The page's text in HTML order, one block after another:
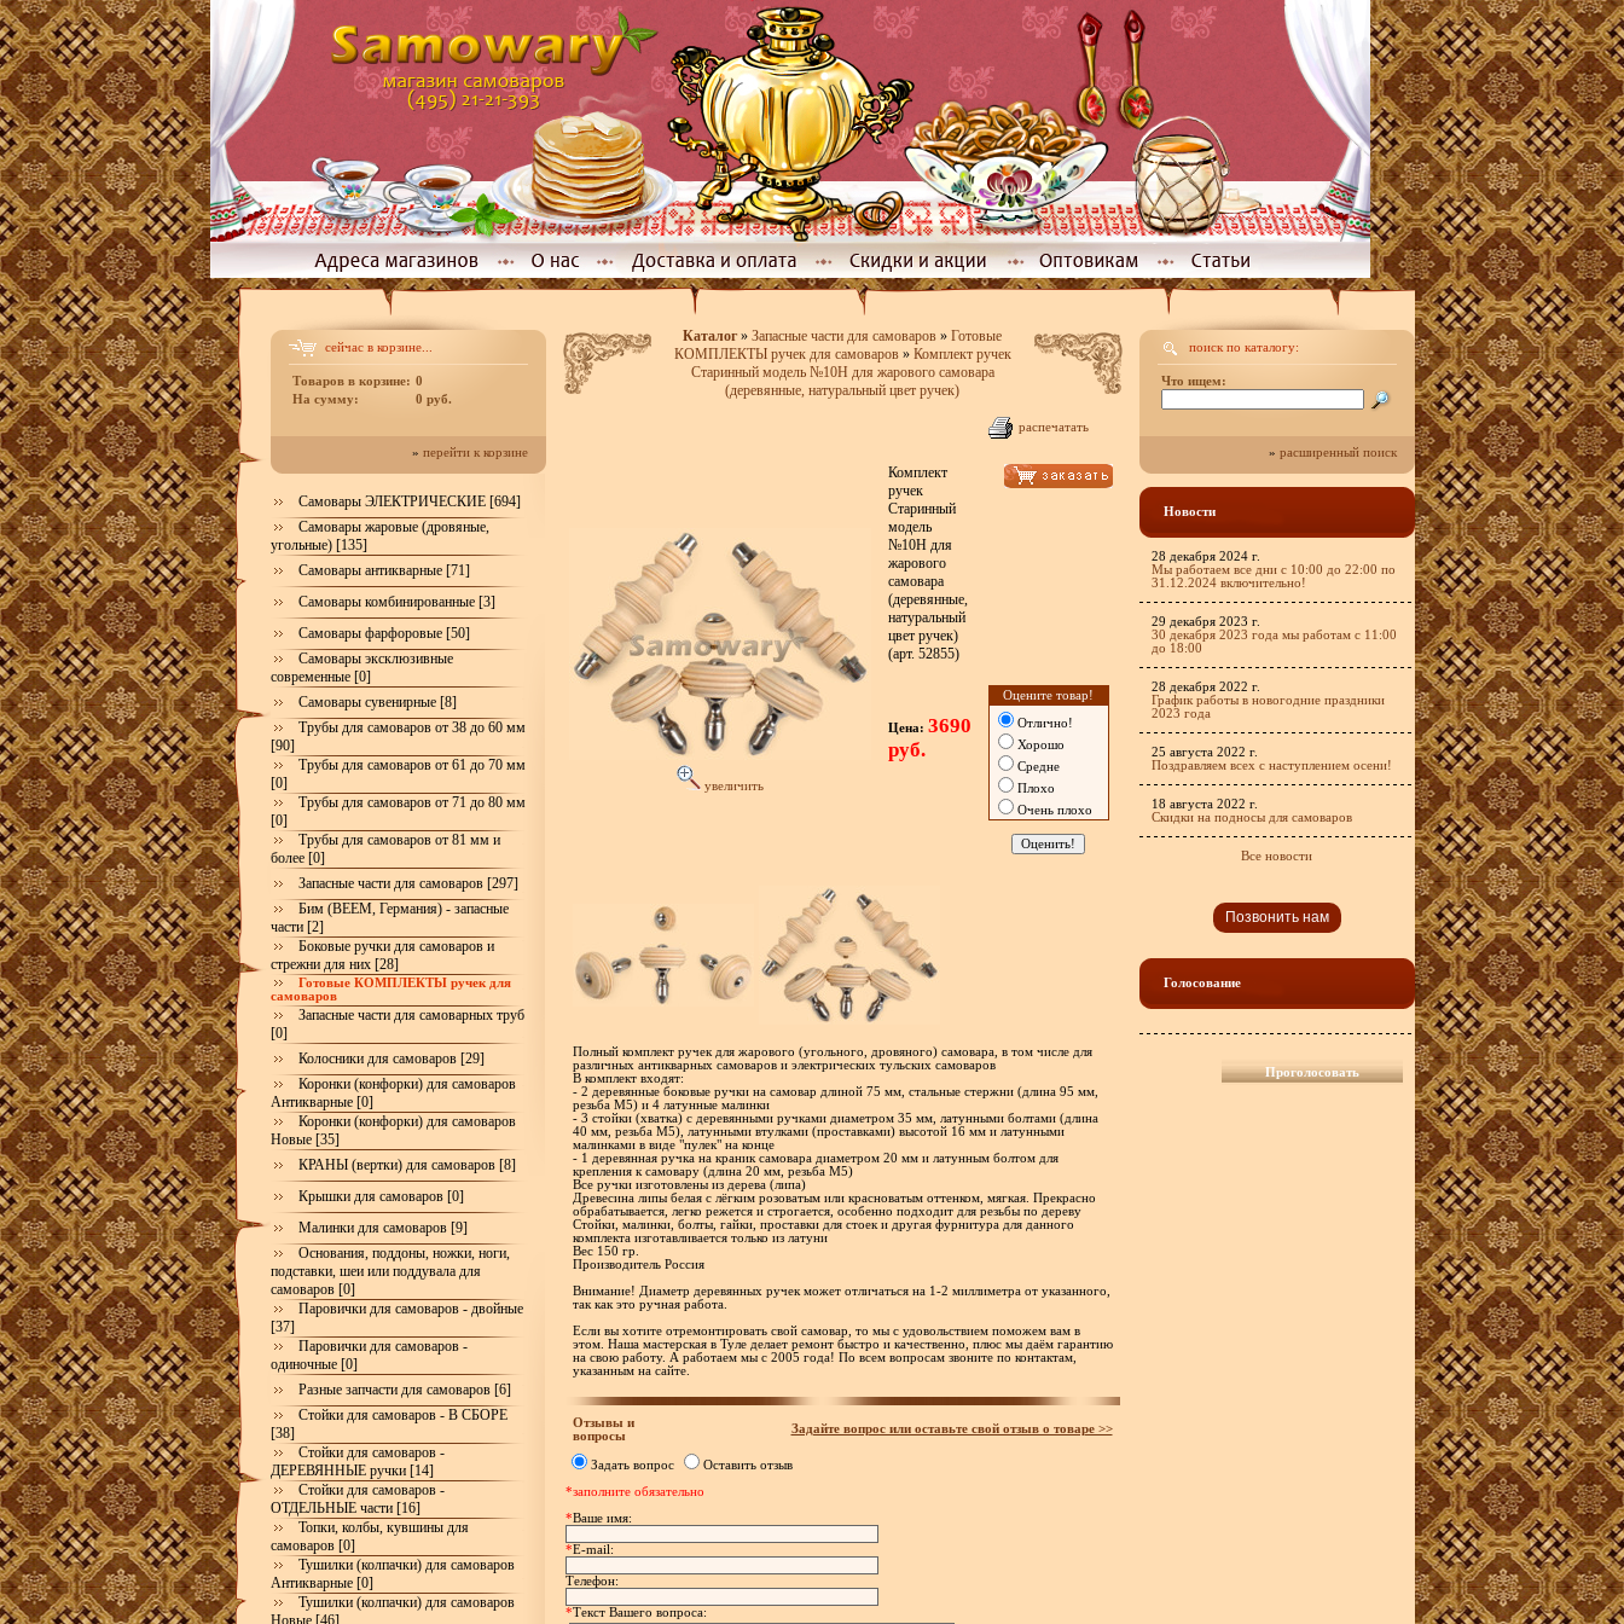
сейчас в корзине...
Товаров в корзине: 0
На сумму:
0 руб.
» перейти к корзине
Самовары ЭЛЕКТРИЧЕСКИЕ [694]
Самовары жаровые (дровяные,
угольные) [135]
Самовары антикварные [71]
Самовары комбинированные [3]
Самовары фарфоровые [50]
Самовары эксклюзивные
современные [0]
Самовары сувенирные [8]
Трубы для самоваров от 38 до 60 мм
[90]
Трубы для самоваров от 61 до 70 мм
[0]
Трубы для самоваров от 71 до 80 мм
[0]
Трубы для самоваров от 81 мм и
более [0]
Запасные части для самоваров [297]
Бим (BEEM, Германия) - запасные
части [2]
Боковые ручки для самоваров и
стрежни для них [28]
Готовые КОМПЛЕКТЫ ручек для
самоваров
Запасные части для самоварных труб
[0]
Колосники для самоваров [29]
Коронки (конфорки) для самоваров
Антикварные [0]
Коронки (конфорки) для самоваров
Новые [35]
КРАНЫ (вертки) для самоваров [8]
Крышки для самоваров [0]
Малинки для самоваров [9]
Основания, поддоны, ножки, ноги,
подставки, шеи или поддувала для
самоваров [0]
Паровички для самоваров - двойные
[37]
Паровички для самоваров -
одиночные [0]
Разные запчасти для самоваров [6]
Стойки для самоваров - В СБОРЕ
[38]
Стойки для самоваров -
ДЕРЕВЯННЫЕ ручки [14]
Стойки для самоваров -
ОТДЕЛЬНЫЕ части [16]
Топки, колбы, кувшины для
самоваров [0]
Тушилки (колпачки) для самоваров
Антикварные [0]
Тушилки (колпачки) для самоваров
Новые [46]
Каталог» Запасные части для самоваров » Готовые
КОМПЛЕКТЫ ручек для самоваров» Комплект ручек
Старинный модель №10Н для жарового самовара
(деревянные, натуральный цвет ручек)
распечатать
увеличить
Комплект
ручек
Старинный
модель
№10Н для
жарового
самовара
(деревянные,
натуральный
цвет ручек)
(арт. 52855)
Цена: 3690
руб.
Оцените товар!
Отлично!
Хорошо
Средне
Плохо
Очень плохо
Полный комплект ручек для жарового (угольного, дровяного) самовара, в том числе для
различных антикварных самоваров и электрических тульских самоваров
В комплект входят:
- 2 деревянные боковые ручки на самовар длиной 75 мм, стальные стержни (длина 95 мм,
резьба М5) и 4 латунные малинки
- 3 стойки (хватка) с деревянными ручками диаметром 35 мм, латунными болтами (длина
40 мм, резьба М5), латунными втулками (проставками) высотой 16 мм и латунными
малинками в виде "пулек" на конце
- 1 деревянная ручка на краник самовара диаметром 20 мм и латунным болтом для
крепления к самовару (длина 20 мм, резьба М5)
Все ручки изготовлены из дерева (липа)
Древесина липы белая с лёгким розоватым или красноватым оттенком, мягкая. Прекрасно
обрабатывается, легко режется и строгается, особенно подходит для резьбы по дереву
Стойки, малинки, болты, гайки, проставки для стоек и другая фурнитура для данного
комплекта изготавливается только из латуни
Вес 150 гр.
Производитель Россия
Внимание! Диаметр деревянных ручек может отличаться на 1-2 миллиметра от указанного,
так как это ручная работа.
Если вы хотите отремонтировать свой самовар, то мы с удовольствием поможем вам в
этом. Наша мастерская в Туле делает ремонт быстро и качественно, плюс мы даём гарантию
на свою работу. А работаем мы с 2005 года! По всем вопросам звоните по контактам,
указанным на сайте.
Отзывы и
вопросы
Задайте вопрос или оставьте свой отзыв о товаре >>
Задать вопрос
Оставить отзыв
*заполните обязательно
*Ваше имя:
*E-mail:
Телефон:
*Текст Вашего вопроса:
поиск по каталогу:
Что ищем:
» расширенный поиск
Новости
28 декабря 2024 г.
Мы работаем все дни с 10:00 до 22:00 по
31.12.2024 включительно!
29 декабря 2023 г.
30 декабря 2023 года мы работам с 11:00
до 18:00
28 декабря 2022 г.
График работы в новогодние праздники
2023 года
25 августа 2022 г.
Поздравляем всех с наступлением осени!
18 августа 2022 г.
Скидки на подносы для самоваров
Все новости
Позвонить нам
Голосование